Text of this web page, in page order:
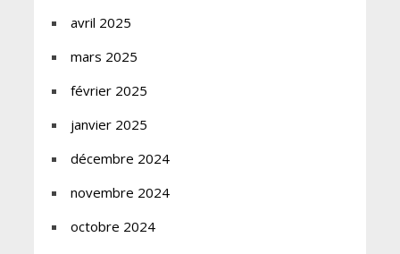
avril 2025
mars 2025
février 2025
janvier 2025
décembre 2024
novembre 2024
octobre 2024